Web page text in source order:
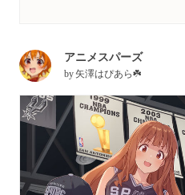
アニメスパーズ
by 矢澤はぴあら☘️